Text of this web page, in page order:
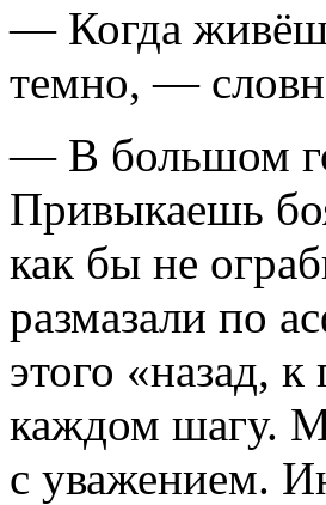
— Когда
темно, —
— В большом
Привыкаешь
как бы не
размазали по
этого «назад,
каждом шагу.
с уважением.